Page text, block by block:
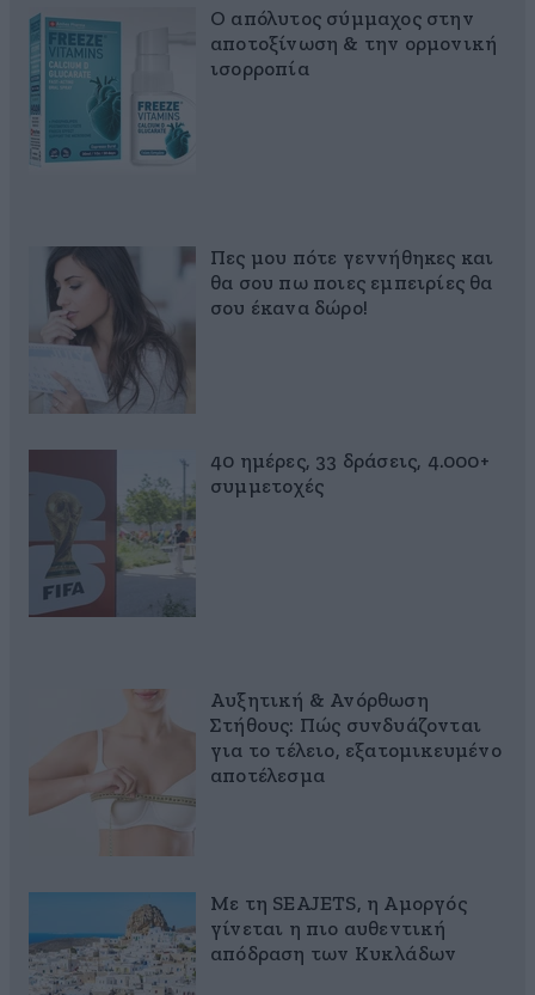
Ο απόλυτος σύμμαχος στην
αποτοξίνωση & την ορμονική
ισορροπία
Πες μου πότε γεννήθηκες και
θα σου πω ποιες εμπειρίες θα
σου έκανα δώρο!
40 ημέρες, 33 δράσεις, 4.000+
συμμετοχές
Αυξητική & Ανόρθωση
Στήθους: Πώς συνδυάζονται
για το τέλειο, εξατομικευμένο
αποτέλεσμα
Με τη SEAJETS, η Αμοργός
γίνεται η πιο αυθεντική
απόδραση των Κυκλάδων